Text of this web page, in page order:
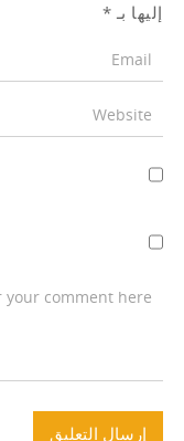
إليها بـ *